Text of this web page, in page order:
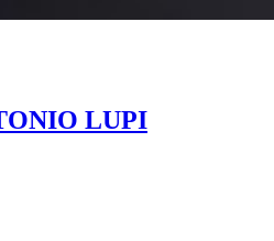
LUPI